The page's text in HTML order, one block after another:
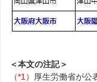
＜本文の注記＞
（*1）
厚生労働省が公